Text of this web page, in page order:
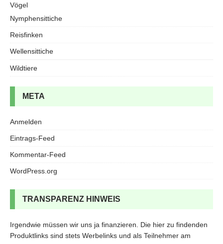
Vögel
Nymphensittiche
Reisfinken
Wellensittiche
Wildtiere
META
Anmelden
Eintrags-Feed
Kommentar-Feed
WordPress.org
TRANSPARENZ HINWEIS
Irgendwie müssen wir uns ja finanzieren. Die hier zu findenden
Produktlinks sind stets Werbelinks und als Teilnehmer am